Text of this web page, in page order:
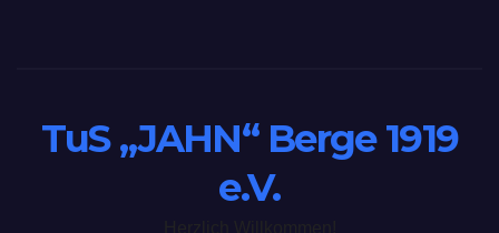
TuS „JAHN“ Berge 1919
e.V.